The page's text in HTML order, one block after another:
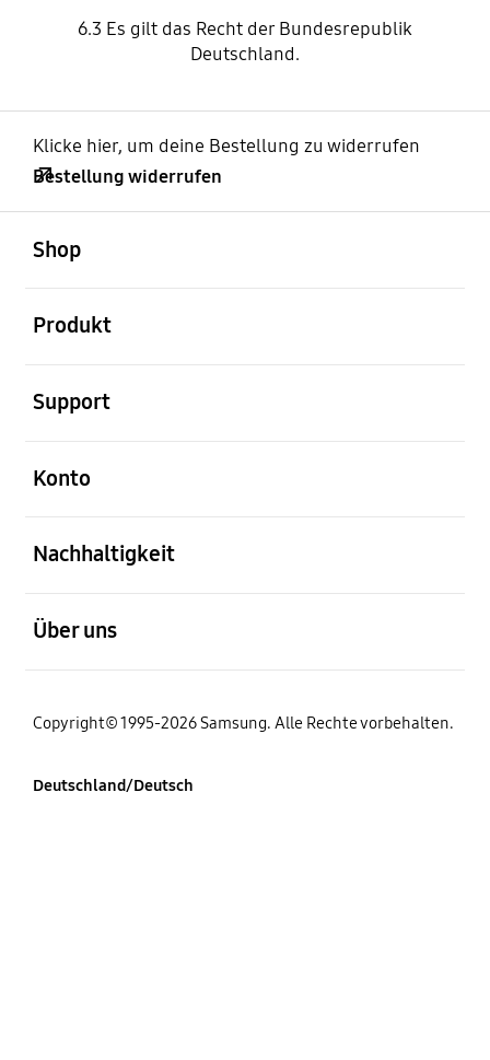
6.3 Es gilt das Recht der Bundesrepublik
Deutschland.
Klicke hier, um deine Bestellung zu widerrufen
Bestellung widerrufen
Shop
Produkt
Support
Konto
Nachhaltigkeit
Über uns
Copyright© 1995-2026 Samsung. Alle Rechte vorbehalten.
Deutschland/Deutsch